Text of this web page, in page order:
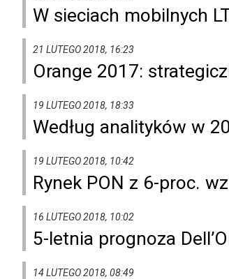
W sieciach mobilnych
21 LUTEGO 2018, 16:23
Orange 2017:
19 LUTEGO 2018, 18:33
Według analityków w
19 LUTEGO 2018, 10:42
Rynek PON z 6-proc.
16 LUTEGO 2018, 10:02
5-letnia prognoza
14 LUTEGO 2018, 08:49